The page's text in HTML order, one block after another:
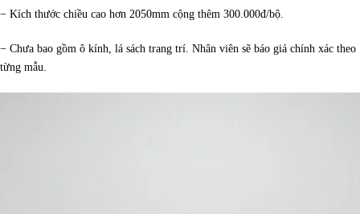
− Kích thước chiều cao hơn 2050mm cộng thêm 300.000đ/bộ.
− Chưa bao gồm ô kính, lá sách trang trí. Nhân viên sẽ báo giá chính xác theo
từng mẫu.